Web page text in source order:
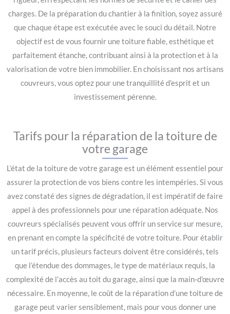
charges. De la préparation du chantier à la finition, soyez assuré
que chaque étape est exécutée avec le souci du détail. Notre
objectif est de vous fournir une toiture fiable, esthétique et
parfaitement étanche, contribuant ainsi à la protection et à la
valorisation de votre bien immobilier. En choisissant nos artisans
couvreurs, vous optez pour une tranquillité d’esprit et un
investissement pérenne.
Tarifs pour la réparation de la toiture de
votre garage
L’état de la toiture de votre garage est un élément essentiel pour
assurer la protection de vos biens contre les intempéries. Si vous
avez constaté des signes de dégradation, il est impératif de faire
appel à des professionnels pour une réparation adéquate. Nos
couvreurs spécialisés peuvent vous offrir un service sur mesure,
en prenant en compte la spécificité de votre toiture. Pour établir
un tarif précis, plusieurs facteurs doivent être considérés, tels
que l’étendue des dommages, le type de matériaux requis, la
complexité de l’accès au toit du garage, ainsi que la main-d’œuvre
nécessaire. En moyenne, le coût de la réparation d’une toiture de
garage peut varier sensiblement, mais pour vous donner une